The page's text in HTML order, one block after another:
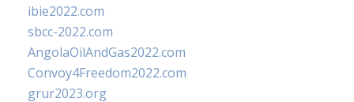
ibie2022.com
sbcc-2022.com
AngolaOilAndGas2022.com
Convoy4Freedom2022.com
grur2023.org